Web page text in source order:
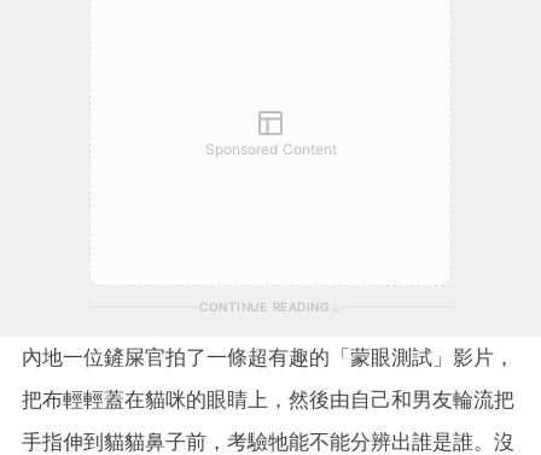
Sponsored Content
CONTINUE READING
內地一位鏟屎官拍了一條超有趣的「蒙眼測試」影片，
把布輕輕蓋在貓咪的眼睛上，然後由自己和男友輪流把
手指伸到貓貓鼻子前，考驗牠能不能分辨出誰是誰。沒